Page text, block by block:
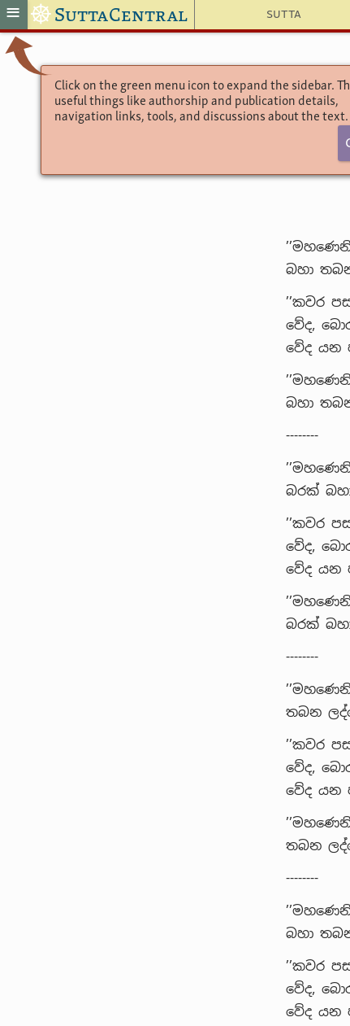
Sutta
≡ ☸ SuttaCentral
Click on the green menu icon to expand the sidebar.
useful things like authorship and publication details,
navigation links, tools, and discussions about the text.
බහා
’’කවර
වේද,
වේද යන
බහා
--------
බරක්
’’කවර
වේද,
වේද යන
බරක්
--------
තබන
’’කවර
වේද,
වේද යන
තබන
--------
බහා
’’කවර
වේද,
වේද යන